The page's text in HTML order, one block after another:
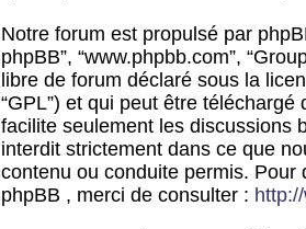
Notre forum est propulsé par
phpBB”, “www.phpbb.com”,
libre de forum déclaré sous la
“GPL”) et qui peut être téléchargé
facilite seulement les discussions
interdit strictement dans ce que
contenu ou conduite permis.
phpBB , merci de consulter :